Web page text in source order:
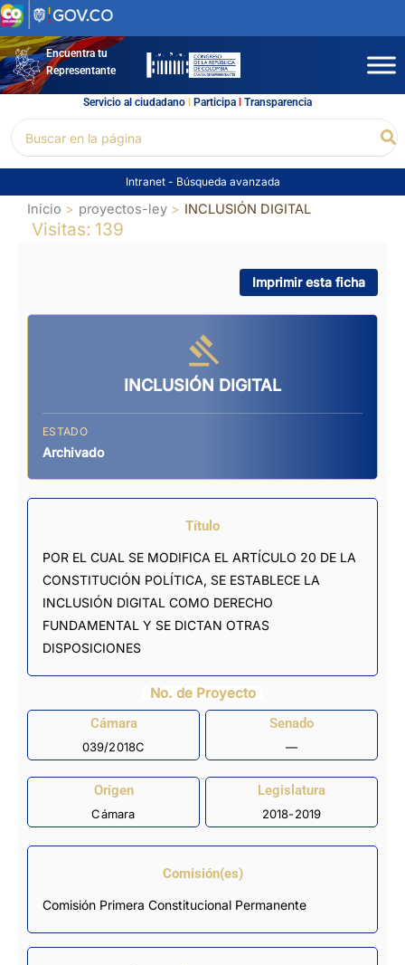
Ir
al
contenidoEncuentra tu
Representante
Servicio al ciudadano l Participal Transparencia
por:
Intranet - Búsqueda avanzada
Inicio proyectos-ley INCLUSIÓN DIGITAL
Visitas: 139
Imprimir esta ficha
INCLUSIÓN DIGITAL
ESTADO
Archivado
Título
POR EL CUAL SE MODIFICA EL ARTÍCULO 20 DE LA
CONSTITUCIÓN POLÍTICA, SE ESTABLECE LA
INCLUSIÓN DIGITAL COMO DERECHO
FUNDAMENTAL Y SE DICTAN OTRAS
DISPOSICIONES
No. de Proyecto
Cámara
039/2018C
Senado
—
Origen
Cámara
Legislatura
2018-2019
Comisión(es)
Comisión Primera Constitucional Permanente